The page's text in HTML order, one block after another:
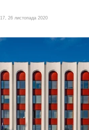
26 листопада 2020